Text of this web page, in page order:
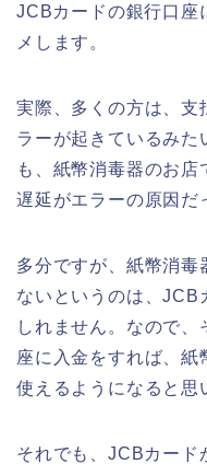
JCBカードの銀行口座
メします。
実際、多くの方は、支
ラーが起きているみた
も、紙幣消毒器のお
遅延がエラーの原因だ
多分ですが、紙幣消毒
ないというのは、JCB
しれません。なので、
座に入金をすれば、
使えるようになると思
それでも、JCBカード